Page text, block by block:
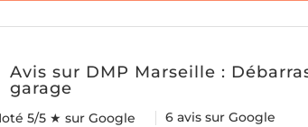
Avis sur DMP Marseille :
garage
5/5 ★ sur Google 6 avis sur Google